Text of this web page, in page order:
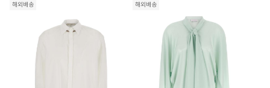
해외배송 해외배송